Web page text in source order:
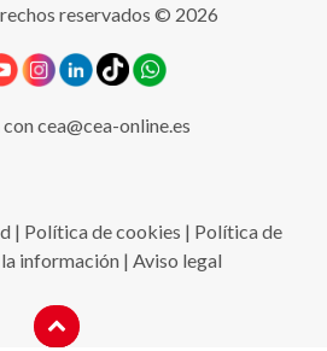
reservados © 2026
cea@cea-online.es
| Política de cookies | Política de
información | Aviso legal